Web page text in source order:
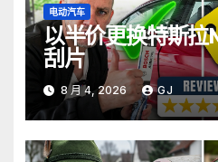
电动汽车
以半价更换特斯
刮片
8 月 4, 2026 GJ